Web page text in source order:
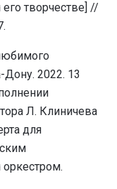
твоpчестве] //
2022. 13
Л. Клиничева
для